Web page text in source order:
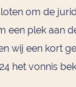
om de
een plek aan
wij een kort
het vonnis